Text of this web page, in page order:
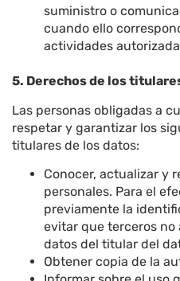
suministro o
cuando ello
actividades
5. Derechos de los
Las personas obligadas a
respetar y garantizar los
titulares de los datos:
Conocer, actualizar y
personales. Para el
previamente la
evitar que terceros no
datos del titular del
Obtener copia de la